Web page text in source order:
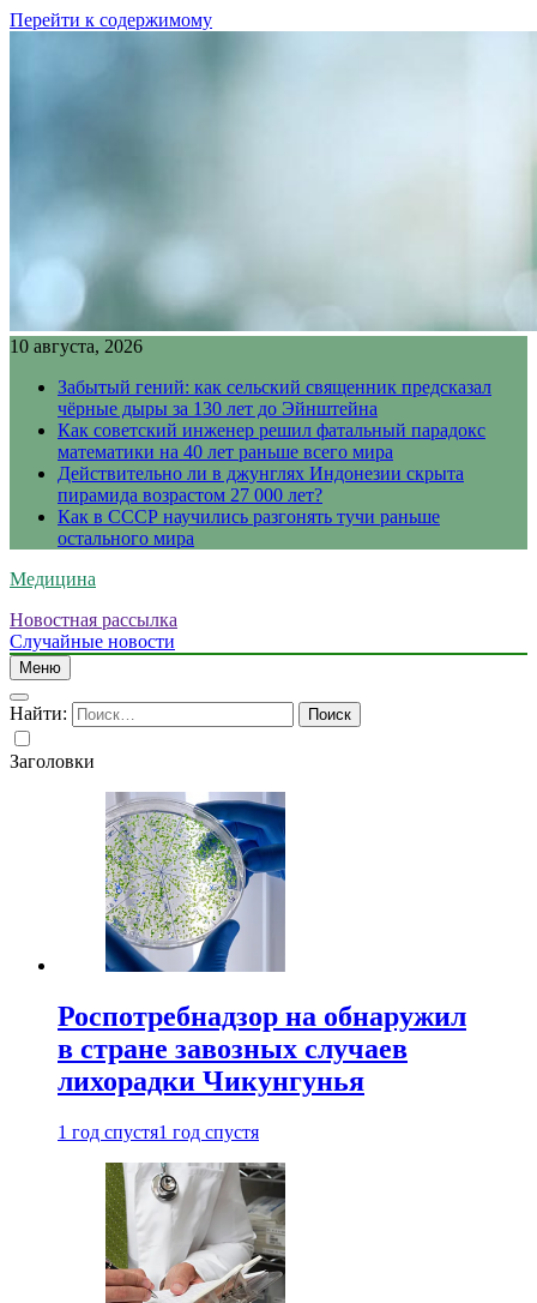
Перейти к содержимому
10 августа, 2026
Забытый гений: как сельский священник предсказал
чёрные дыры за 130 лет до Эйнштейна
Как советский инженер решил фатальный парадокс
математики на 40 лет раньше всего мира
Действительно ли в джунглях Индонезии скрыта
пирамида возрастом 27 000 лет?
Как в СССР научились разгонять тучи раньше
остального мира
Медицина
Новостная рассылка
Случайные новости
Меню
Найти:
Заголовки
Роспотребнадзор на обнаружил
в стране завозных случаев
лихорадки Чикунгунья
1 год спустя1 год спустя